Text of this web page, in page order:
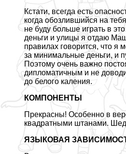
Кстати, всегда есть
когда обозлившийся на
не буду больше играть в
деньги и улицы я отдаю
правилах говорится, что я
за минимальные деньги, и
Поэтому очень важно
дипломатичным и не
до белого каления.
КОМПОНЕНТЫ
Прекрасны! Особенно в
квадратными штанами.
ЯЗЫКОВАЯ